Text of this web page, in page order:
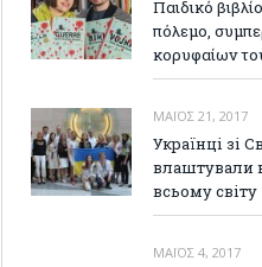
Παιδικό
πόλεμο,
κορυφαίων
ΜΆΙΟΣ 21, 2017
Українці зі
влаштували
всьому світу
ΜΆΙΟΣ 4, 2017